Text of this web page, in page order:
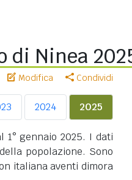
di Ninea
Modifica Condividi
2024 2025
1° gennaio 2025. I dati
popolazione. Sono
italiana aventi dimora